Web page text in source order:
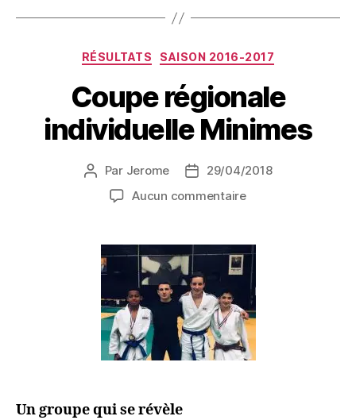
RÉSULTATS SAISON 2016-2017
Coupe régionale
individuelle Minimes
Par Jerome
29/04/2018
Aucun commentaire
Un groupe qui se révèle